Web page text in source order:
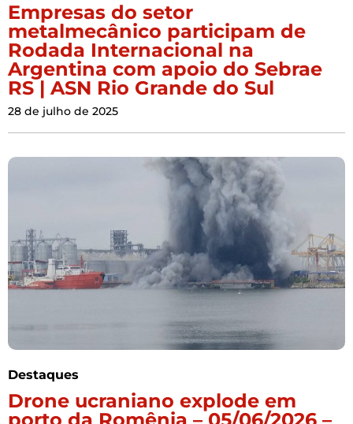
Empresas do setor
metalmecânico participam de
Rodada Internacional na
Argentina com apoio do Sebrae
RS | ASN Rio Grande do Sul
28 de julho de 2025
Destaques
Drone ucraniano explode em
porto da Romênia – 05/06/2026 –